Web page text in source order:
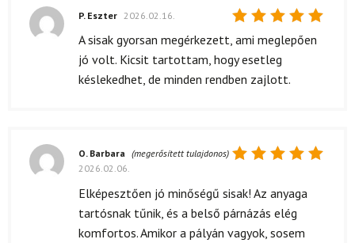
Értékelés:
/ 5
P. Eszter 2026.02.16.
A sisak gyorsan megérkezett, ami meglepően
jó volt. Kicsit tartottam, hogy esetleg
késlekedhet, de minden rendben zajlott.
5/ 5
O. Barbara (megerősített tulajdonos)
2026.02.06.
Elképesztően jó minőségű sisak! Az anyaga
tartósnak tűnik, és a belső párnázás elég
komfortos. Amikor a pályán vagyok, sosem